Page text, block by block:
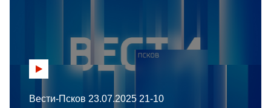
Вести-Псков 23.07.2025 21-10